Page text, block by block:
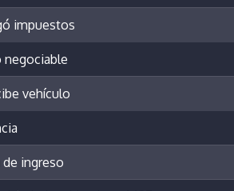
impuestos
negociable
vehículo
de ingreso